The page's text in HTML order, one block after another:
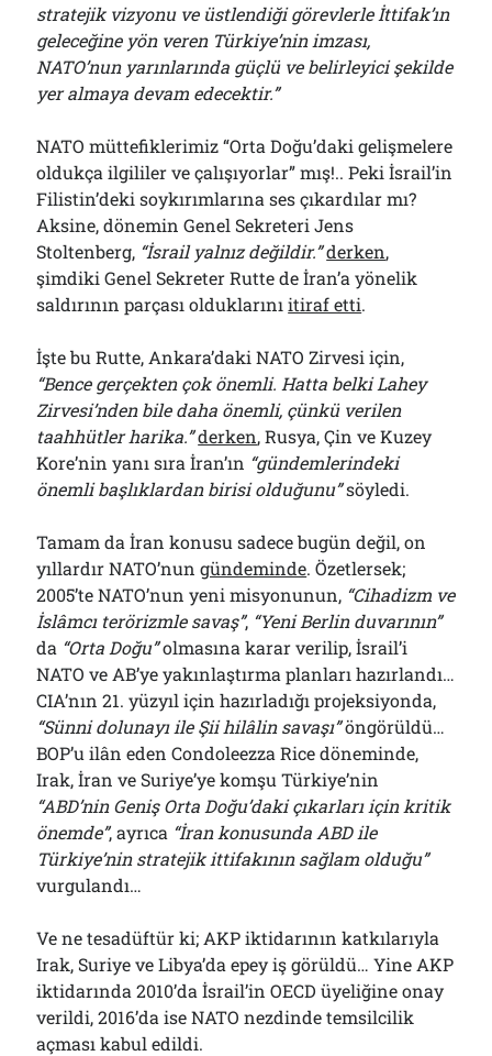
stratejik vizyonu ve üstlendiği görevlerle İttifak’ın
geleceğine yön veren Türkiye’nin imzası,
NATO’nun yarınlarında güçlü ve belirleyici şekilde
yer almaya devam edecektir.”
NATO müttefiklerimiz “Orta Doğu’daki gelişmelere
oldukça ilgililer ve çalışıyorlar” mış!.. Peki İsrail’in
Filistin’deki soykırımlarına ses çıkardılar mı?
Aksine, dönemin Genel Sekreteri Jens
Stoltenberg, “İsrail yalnız değildir.”derken,
şimdiki Genel Sekreter Rutte de İran’a yönelik
saldırının parçası olduklarınıitiraf etti.
İşte bu Rutte, Ankara’daki NATO Zirvesi için,
“Bence gerçekten çok önemli. Hatta belki Lahey
Zirvesi’nden bile daha önemli, çünkü verilen
taahhütler harika.”derken, Rusya, Çin ve Kuzey
Kore’nin yanı sıra İran’ın “gündemlerindeki
önemli başlıklardan birisi olduğunu”söyledi.
Tamam da İran konusu sadece bugün değil, on
yıllardır NATO’nungündeminde. Özetlersek;
2005’te NATO’nun yeni misyonunun, “Cihadizm ve
İslâmcı terörizmle savaş”, “Yeni Berlin duvarının”
da “Orta Doğu”olmasına karar verilip, İsrail’i
NATO ve AB’ye yakınlaştırma planları hazırlandı…
CIA’nın 21. yüzyıl için hazırladığı projeksiyonda,
“Sünni dolunayı ile Şii hilâlin savaşı”öngörüldü…
BOP’u ilân eden Condoleezza Rice döneminde,
Irak, İran ve Suriye’ye komşu Türkiye’nin
“ABD’nin Geniş Orta Doğu’daki çıkarları için kritik
önemde”, ayrıca “İran konusunda ABD ile
Türkiye’nin stratejik ittifakının sağlam olduğu”
vurgulandı…
Ve ne tesadüftür ki; AKP iktidarının katkılarıyla
Irak, Suriye ve Libya’da epey iş görüldü… Yine AKP
iktidarında 2010’da İsrail’in OECD üyeliğine onay
verildi, 2016’da ise NATO nezdinde temsilcilik
açması kabul edildi.